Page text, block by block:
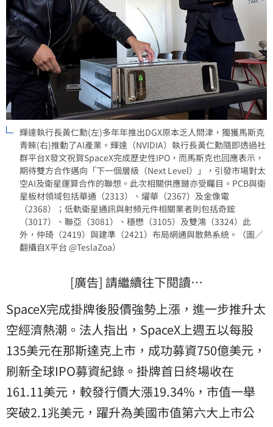
輝達執行長黃仁勳(左)多年年推出DGX原本乏人問津，獨獲馬斯克
青睞(右)推動了AI產業。輝達（NVIDIA）執行長黃仁勳隨即透過社
群平台X發文祝賀SpaceX完成歷史性IPO，而馬斯克也回應表示，
期待雙方合作邁向「下一個層級（Next Level）」，引發市場對太
空AI及衛星運算合作的聯想。此次相關供應鏈亦受矚目。PCB與衛
星板材領域包括華通（2313）、燿華（2367）及金像電
（2368）；低軌衛星通訊與射頻元件相關業者則包括奇鋐
（3017）、聯亞（3081）、穩懋（3105）及雙鴻（3324）此
外，仲琦（2419）與建準（2421）布局網通與散熱系統。（圖／
翻攝自X平台 @TeslaZoa）
[廣告] 請繼續往下閱讀…
SpaceX完成掛牌後股價強勢上漲，進一步推升太
空經濟熱潮。法人指出，SpaceX上週五以每股
135美元在那斯達克上市，成功募資750億美元，
刷新全球IPO募資紀錄。掛牌首日終場收在
161.11美元，較發行價大漲19.34%，市值一舉
突破2.1兆美元，躍升為美國市值第六大上市公